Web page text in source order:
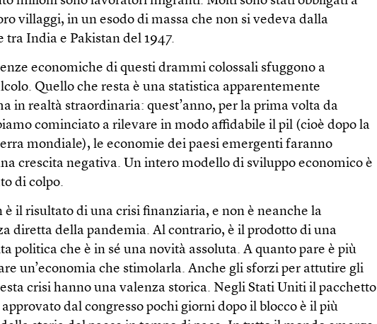
villaggi, in un esodo di massa che non si vedeva dalla
tra India e Pakistan del 1947.
economiche di questi drammi colossali sfuggono a
Quello che resta è una statistica apparentemente
in realtà straordinaria: quest’anno, per la prima volta da
cominciato a rilevare in modo affidabile il pil (cioè dopo la
mondiale), le economie dei paesi emergenti faranno
crescita negativa. Un intero modello di sviluppo economico è
di colpo.
è il risultato di una crisi finanziaria, e non è neanche la
diretta della pandemia. Al contrario, è il prodotto di una
politica che è in sé una novità assoluta. A quanto pare è più
un’economia che stimolarla. Anche gli sforzi per attutire gli
crisi hanno una valenza storica. Negli Stati Uniti il pacchetto
dal congresso pochi giorni dopo il blocco è il più